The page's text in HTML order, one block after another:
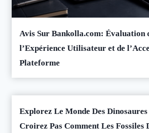
Avis Sur Bankolla.com: Évaluation
l’Expérience Utilisateur et de
Plateforme
Explorez Le Monde Des Dinosaures
Croirez Pas Comment Les Fossiles